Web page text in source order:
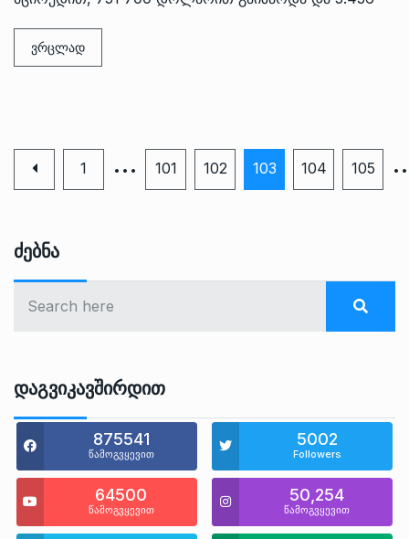
ვრცლად
1 … 101 102 103 104 105
Ძებნა
Დაგვიკავშირდით
875541
წამოგვყევით
5002
Followers
64500
წამოგვყევით
50,254
წამოგვყევით